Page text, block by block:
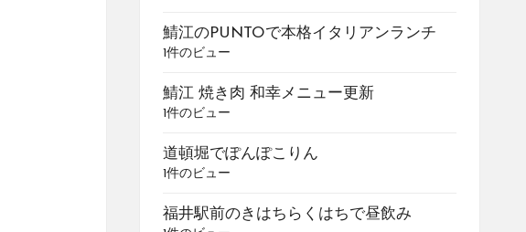
鯖江のPUNTOで本格イタリアンランチ
1件のビュー
鯖江 焼き肉 和幸メニュー更新
1件のビュー
道頓堀でぽんぽこりん
1件のビュー
福井駅前のきはちらくはちで昼飲み